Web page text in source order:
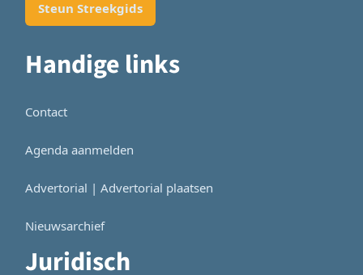
Steun Streekgids
Handige links
Contact
Agenda aanmelden
Advertorial | Advertorial plaatsen
Nieuwsarchief
Juridisch